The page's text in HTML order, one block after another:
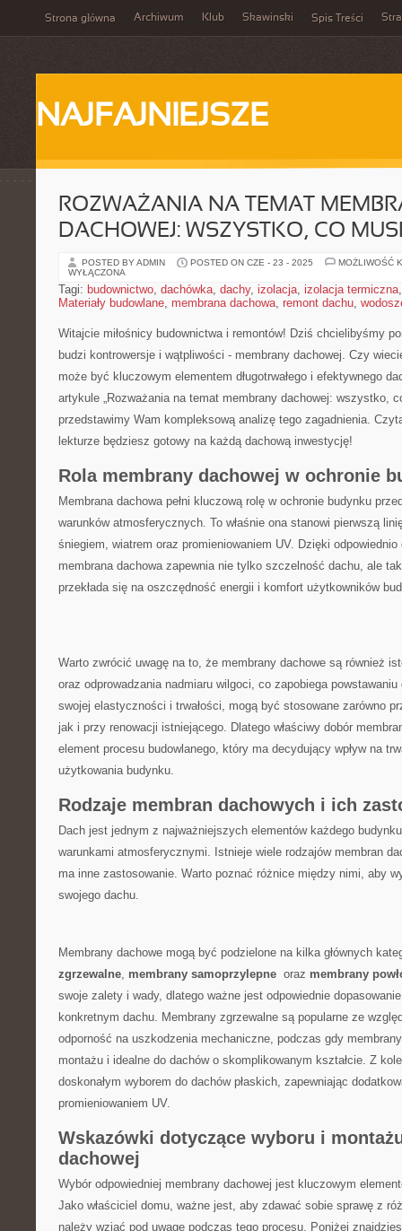
Strona główna Archiwum Klub Skawinski Spis Treści
NAJFAJNIEJSZE
ROZWAŻANIA NA TEMAT
DACHOWEJ: WSZYSTKO, CO
POSTED BY ADMIN POSTED ON CZE - 23 - 2025
MOŻLIWOŚĆ
WYŁĄCZONA
Tagi: budownictwo, dachówka, dachy, izolacja, izolacja termiczna
Materiały budowlane, membrana dachowa, remont dachu,
Witajcie miłośnicy budownictwa i remontów! Dziś chcielibyśmy
budzi kontrowersje i wątpliwości -⁣ membrany dachowej. Czy
może być kluczowym elementem długotrwałego i efektywnego
artykule „Rozważania na temat membrany dachowej: wszystko,
przedstawimy ⁤Wam‍ kompleksową analizę tego zagadnienia.
lekturze będziesz gotowy‌ na każdą‌ dachową inwestycję!
Rola membrany dachowej w ochronie
Membrana dachowa pełni kluczową ⁤rolę w ochronie‍ budynku
warunków atmosferycznych. To właśnie ⁤ona stanowi pierwszą
śniegiem, ‍wiatrem oraz promieniowaniem UV. Dzięki odpowiednio
membrana dachowa zapewnia nie tylko szczelność dachu,⁢ ale
przekłada się na oszczędność energii i komfort użytkowników
Warto zwrócić uwagę na to, że membrany dachowe są również
oraz ⁣odprowadzania nadmiaru wilgoci, co zapobiega
swojej elastyczności i trwałości, mogą być stosowane zarówno
⁣jak i przy renowacji istniejącego. Dlatego właściwy dobór
element procesu budowlanego, który ma decydujący ‍wpływ na
użytkowania budynku.
Rodzaje membran dachowych i ich
Dach jest jednym z najważniejszych elementów każdego
warunkami atmosferycznymi. Istnieje wiele rodzajów membran
ma inne⁢ zastosowanie. Warto poznać różnice między nimi, aby
swojego dachu.
Membrany dachowe mogą być podzielone na kilka głównych
zgrzewalne, membrany samoprzylepne ⁣ oraz membrany
swoje zalety i wady, dlatego ważne jest odpowiednie
konkretnym⁢ dachu. Membrany zgrzewalne są popularne​ ze
odporność na uszkodzenia mechaniczne, podczas gdy
montażu i idealne do dachów o skomplikowanym kształcie. Z
doskonałym wyborem do dachów płaskich, zapewniając
promieniowaniem UV.
Wskazówki dotyczące wyboru i
dachowej
Wybór‍ odpowiedniej membrany dachowej jest kluczowym
Jako właściciel domu, ważne jest, aby zdawać sobie sprawę z
należy wziąć pod uwagę ​podczas tego procesu. Poniżej